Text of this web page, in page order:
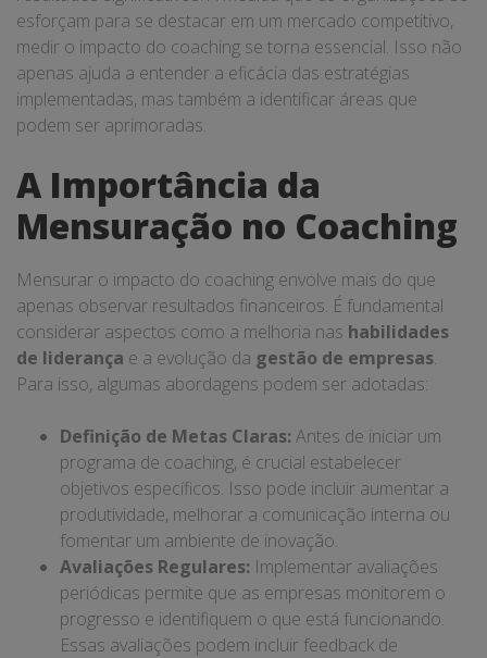
esforçam para se destacar em um mercado competitivo,
medir o impacto do coaching se torna essencial. Isso não
apenas ajuda a entender a eficácia das estratégias
implementadas, mas também a identificar áreas que
podem ser aprimoradas.
A Importância da
Mensuração no Coaching
Mensurar o impacto do coaching envolve mais do que
apenas observar resultados financeiros. É fundamental
considerar aspectos como a melhoria nas habilidades
de liderança e a evolução da gestão de empresas.
Para isso, algumas abordagens podem ser adotadas:
Definição de Metas Claras: Antes de iniciar um
programa de coaching, é crucial estabelecer
objetivos específicos. Isso pode incluir aumentar a
produtividade, melhorar a comunicação interna ou
fomentar um ambiente de inovação.
Avaliações Regulares: Implementar avaliações
periódicas permite que as empresas monitorem o
progresso e identifiquem o que está funcionando.
Essas avaliações podem incluir feedback de